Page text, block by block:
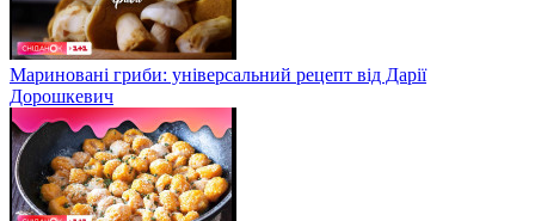
Мариновані гриби: універсальний рецепт від Дарії
Дорошкевич